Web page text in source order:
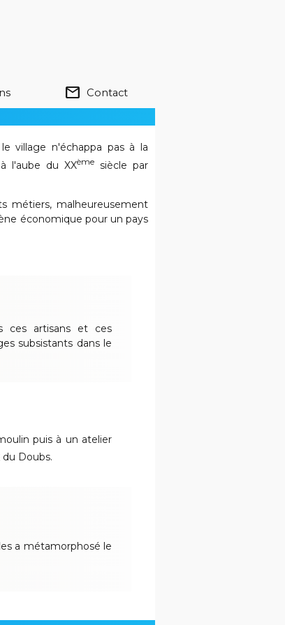
mail Contact
village n'échappa pas à la
l'aube du XXèmesiècle par
métiers, malheureusement
économique pour un pays
ces artisans et ces
subsistants dans le
puis à un atelier
Doubs.
a métamorphosé le